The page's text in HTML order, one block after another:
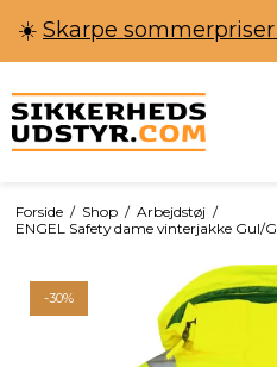
☀️ Skarpe
Forside / Shop / Arbejdstøj /
ENGEL Safety dame vinterjakke Gul/
-30%